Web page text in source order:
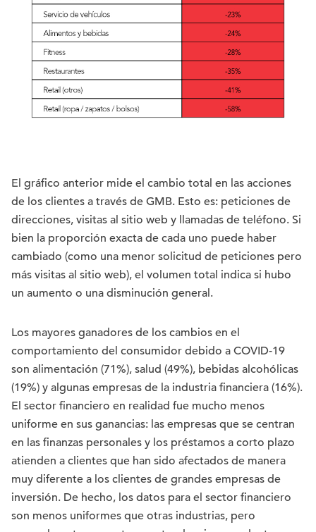
El gráfico anterior mide el cambio total en las acciones
de los clientes a través de GMB. Esto es: peticiones de
direcciones, visitas al sitio web y llamadas de teléfono. Si
bien la proporción exacta de cada uno puede haber
cambiado (como una menor solicitud de peticiones pero
más visitas al sitio web), el volumen total indica si hubo
un aumento o una disminución general.
Los mayores ganadores de los cambios en el
comportamiento del consumidor debido a COVID-19
son alimentación (71%), salud (49%), bebidas alcohólicas
(19%) y algunas empresas de la industria financiera (16%).
El sector financiero en realidad fue mucho menos
uniforme en sus ganancias: las empresas que se centran
en las finanzas personales y los préstamos a corto plazo
atienden a clientes que han sido afectados de manera
muy diferente a los clientes de grandes empresas de
inversión. De hecho, los datos para el sector financiero
son menos uniformes que otras industrias, pero